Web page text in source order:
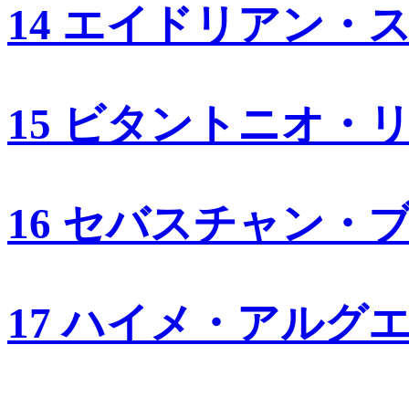
14 エイドリアン・
15 ビタントニオ・
16 セバスチャン・
17 ハイメ・アルグ